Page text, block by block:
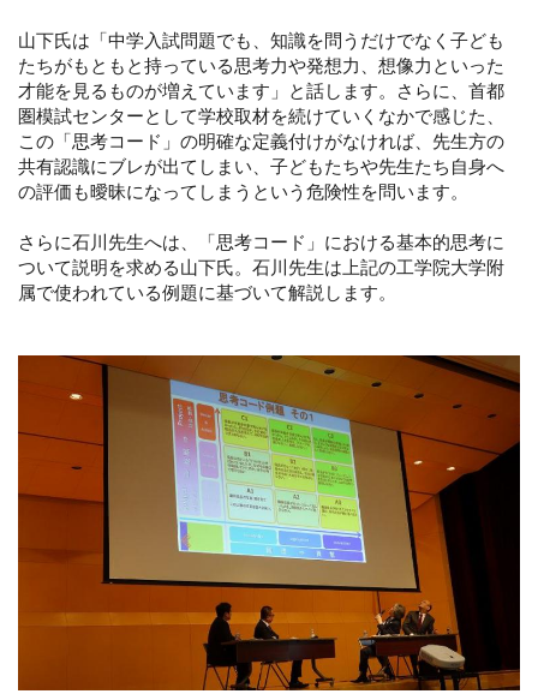
山下氏は「中学入試問題でも、知識を問うだけでなく子ども
たちがもともと持っている思考力や発想力、想像力といった
才能を見るものが増えています」と話します。さらに、首都
圏模試センターとして学校取材を続けていくなかで感じた、
この「思考コード」の明確な定義付けがなければ、先生方の
共有認識にブレが出てしまい、子どもたちや先生たち自身へ
の評価も曖昧になってしまうという危険性を問います。
さらに石川先生へは、「思考コード」における基本的思考に
ついて説明を求める山下氏。石川先生は上記の工学院大学附
属で使われている例題に基づいて解説します。